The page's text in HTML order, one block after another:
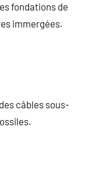
fondations de
immergées.
câbles sous-